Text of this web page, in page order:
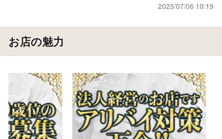
2023/07/06 10:19
お店の魅力